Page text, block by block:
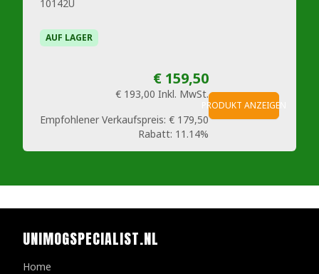
10142U
AUF LAGER
€ 159,50
€ 193,00 Inkl. MwSt.
Empfohlener Verkaufspreis: € 179,50
Rabatt: 11.14%
PRODUKT ANZEIGEN
UNIMOGSPECIALIST.NL
Home